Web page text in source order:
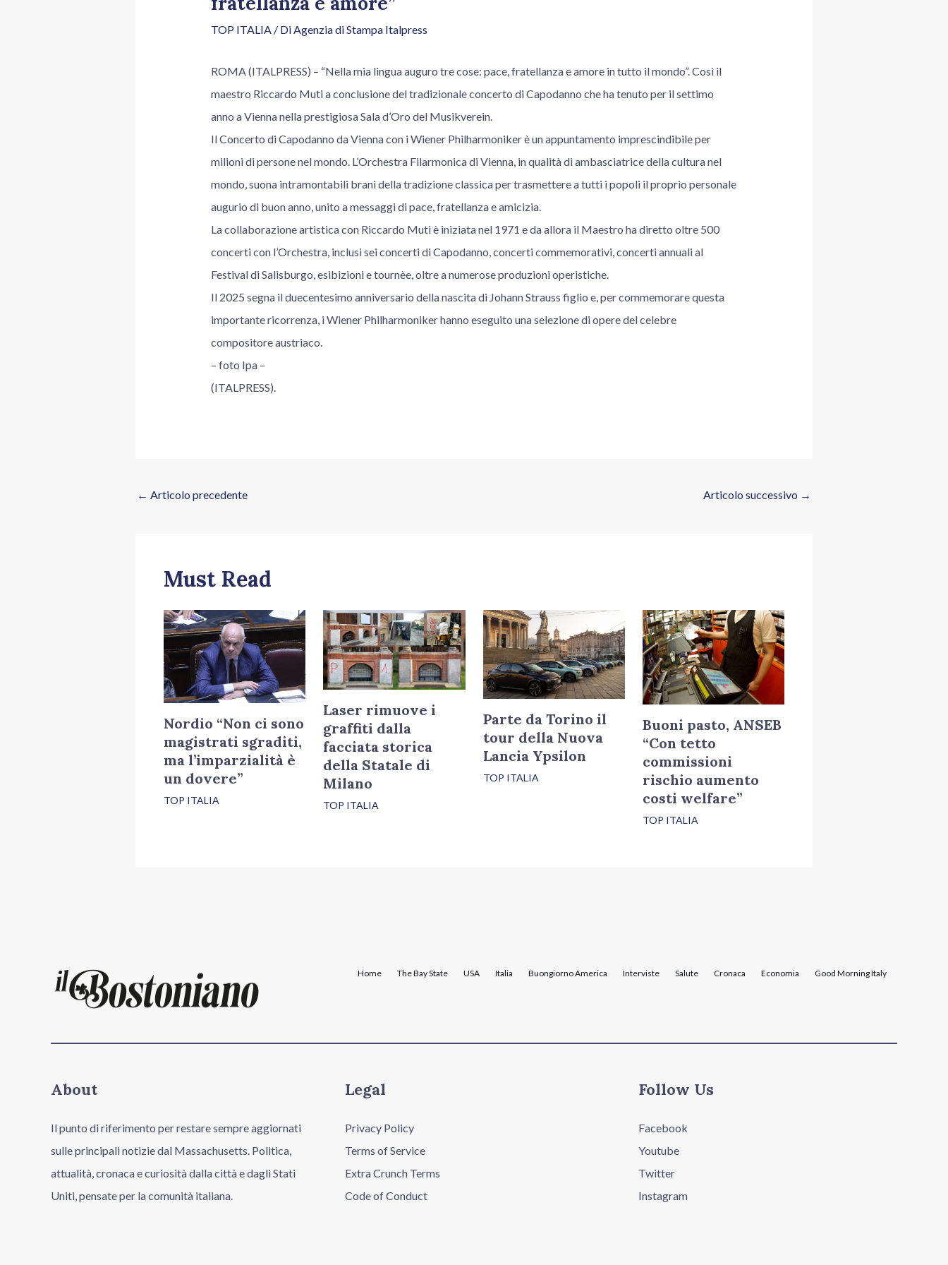
TOP ITALIA/ DiAgenzia di Stampa Italpress
ROMA (ITALPRESS) – “Nella mia lingua auguro tre cose: pace, fratellanza e amore in tutto il mondo”. Così il
maestro Riccardo Muti a conclusione del tradizionale concerto di Capodanno che ha tenuto per il settimo
anno a Vienna nella prestigiosa Sala d’Oro del Musikverein.
Il Concerto di Capodanno da Vienna con i Wiener Philharmoniker è un appuntamento imprescindibile per
milioni di persone nel mondo. L’Orchestra Filarmonica di Vienna, in qualità di ambasciatrice della cultura nel
mondo, suona intramontabili brani della tradizione classica per trasmettere a tutti i popoli il proprio personale
augurio di buon anno, unito a messaggi di pace, fratellanza e amicizia.
La collaborazione artistica con Riccardo Muti è iniziata nel 1971 e da allora il Maestro ha diretto oltre 500
concerti con l’Orchestra, inclusi sei concerti di Capodanno, concerti commemorativi, concerti annuali al
Festival di Salisburgo, esibizioni e tournèe, oltre a numerose produzioni operistiche.
Il 2025 segna il duecentesimo anniversario della nascita di Johann Strauss figlio e, per commemorare questa
importante ricorrenza, i Wiener Philharmoniker hanno eseguito una selezione di opere del celebre
compositore austriaco.
– foto Ipa –
(ITALPRESS).
← Articolo precedente Articolo successivo →
Must Read
Nordio “Non ci sono
magistrati sgraditi,
ma l’imparzialità è
un dovere”
TOP ITALIA
Laser rimuove i
graffiti dalla
facciata storica
della Statale di
Milano
TOP ITALIA
Parte da Torino il
tour della Nuova
Lancia Ypsilon
TOP ITALIA
Buoni pasto, ANSEB
“Con tetto
commissioni
rischio aumento
costi welfare”
TOP ITALIA
Home The Bay State USA Italia Buongiorno America Interviste Salute Cronaca Economia Good Morning Italy
About
Il punto di riferimento per restare sempre aggiornati
sulle principali notizie dal Massachusetts. Politica,
attualità, cronaca e curiosità dalla città e dagli Stati
Uniti, pensate per la comunità italiana.
Legal
Privacy Policy
Terms of Service
Extra Crunch Terms
Code of Conduct
Follow Us
Facebook
Youtube
Twitter
Instagram